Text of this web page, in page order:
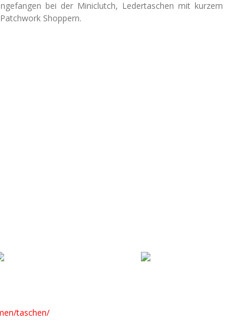
bei der Miniclutch, Ledertaschen mit kurzem
Shoppern.
taschen/